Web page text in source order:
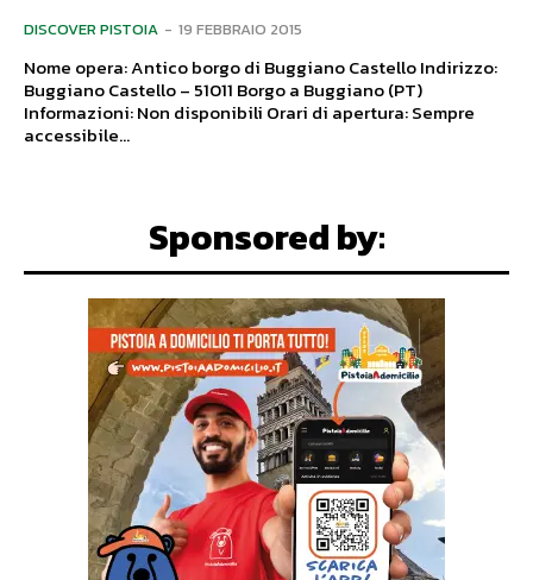
DISCOVER PISTOIA - 19 FEBBRAIO 2015
Nome opera: Antico borgo di Buggiano Castello Indirizzo:
Buggiano Castello – 51011 Borgo a Buggiano (PT)
Informazioni: Non disponibili Orari di apertura: Sempre
accessibile...
Sponsored by: